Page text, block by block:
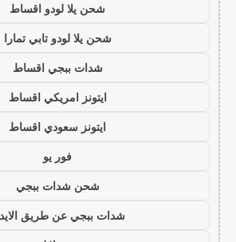
شحن يلا لودو اقساط
شحن يلا لودو تابي تمارا
شدات ببجي اقساط
ايتونز امريكي اقساط
ايتونز سعودي اقساط
فور يو
شحن شدات ببجي
شدات ببجي عن طريق